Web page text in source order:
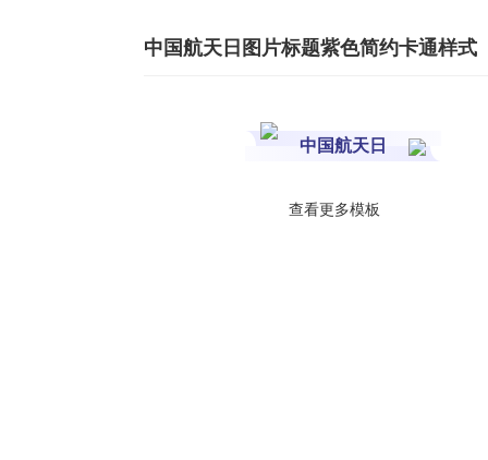
中国航天日图片标题紫色简约卡通样式
中国航天日
查看更多模板